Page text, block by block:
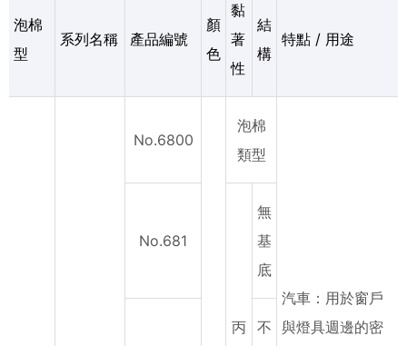
泡棉
型
系列名稱 產品編號
顏
色
黏
著
性
結
構
特點 / 用途
No.6800
泡棉
類型
汽車：用於窗戶
與燈具週邊的密
No.681
丙
無
基
底
不